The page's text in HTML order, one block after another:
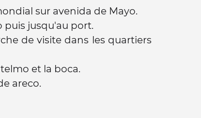
sur avenida de Mayo.
puis jusqu'au port.
de visite dans les quartiers
et la boca.
areco.